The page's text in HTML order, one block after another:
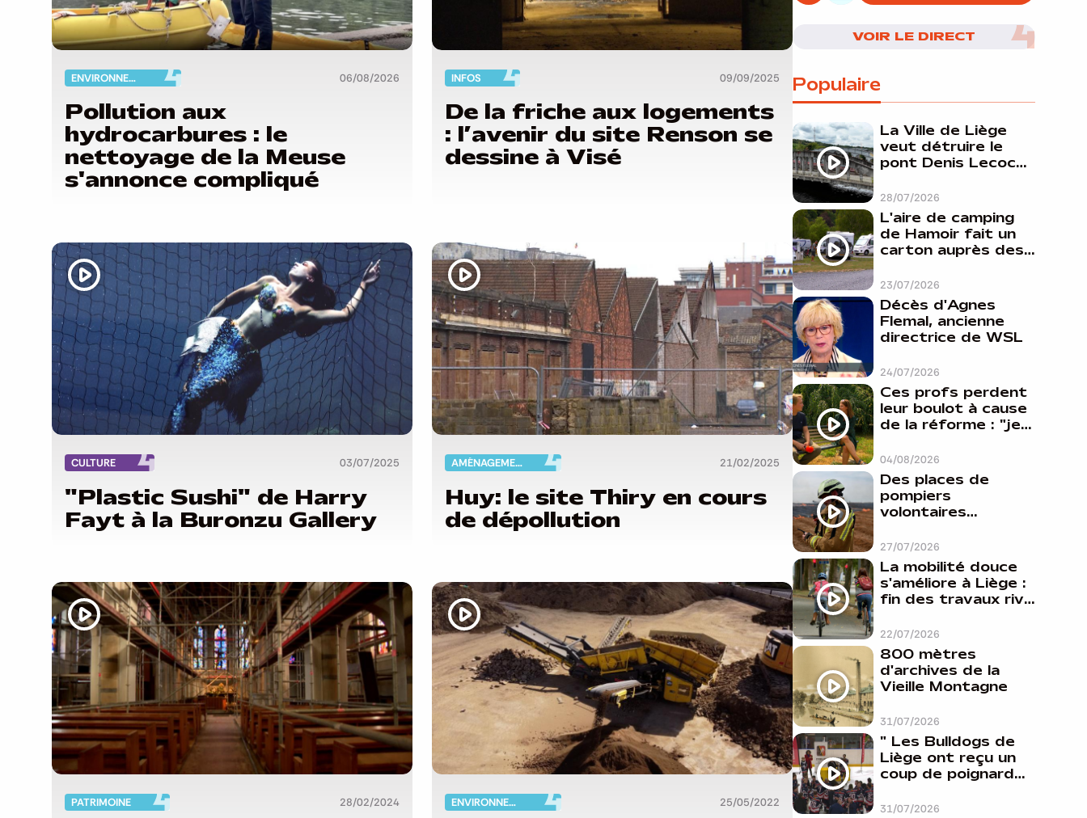
ENVIRONNEMENT 06/08/2026
Pollution aux
hydrocarbures : le
nettoyage de la Meuse
s'annonce compliqué
INFOS 09/09/2025
De la friche aux logements
: l’avenir du site Renson se
dessine à Visé
CULTURE 03/07/2025
"Plastic Sushi" de Harry
Fayt à la Buronzu Gallery
AMÉNAGEMENT DU TERRITOIRE 21/02/2025
Huy: le site Thiry en cours
de dépollution
PATRIMOINE 28/02/2024 ENVIRONNEMENT 25/05/2022
VOIR LE DIRECT
Populaire
28/07/2026
La Ville de Liège
veut détruire le
pont Denis Lecocq
budget pour le
faire
23/07/2026
L'aire de camping
de Hamoir fait un
carton auprès des
24/07/2026
Décès d'Agnes
Flemal, ancienne
directrice de WSL
04/08/2026
Ces profs perdent
leur boulot à cause
de la réforme : "je
comme prof que
comme
pharmacienne"
27/07/2026
Des places de
pompiers
volontaires
province de Liège :
"Un citoyen qui
n'est formé ne
peut pas nous
aider"
22/07/2026
La mobilité douce
s'améliore à Liège :
fin des travaux rive
cyclo-piétonnes
Avroy et
Guillemins...
31/07/2026
800 mètres
d'archives de la
Vieille Montagne
31/07/2026
" Les Bulldogs de
Liège ont reçu un
coup de poignard